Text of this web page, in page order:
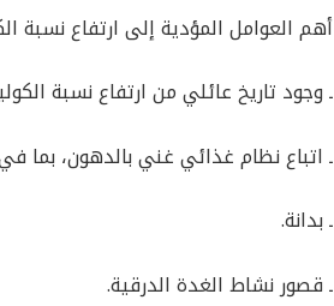
أهم العوامل المؤدية إلى ارتفاع نسبة
ـ وجود تاريخ عائلي من ارتفاع نسبة
ـ اتباع نظام غذائي غني بالدهون، بما
ـ بدانة.
ـ قصور نشاط الغدة الدرقية.